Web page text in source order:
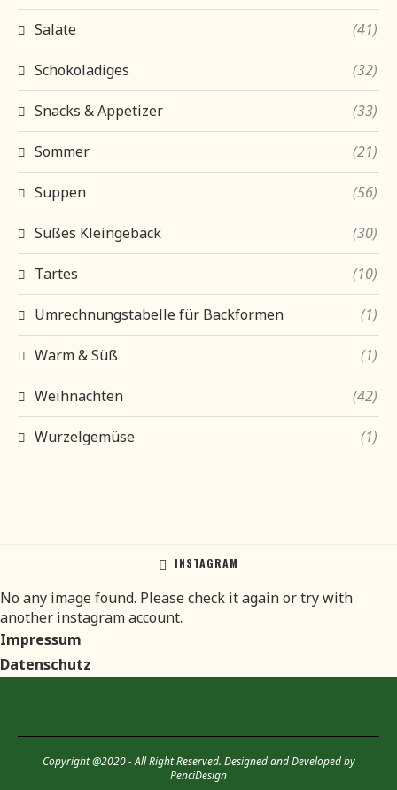
Salate (41)
Schokoladiges (32)
Snacks & Appetizer (33)
Sommer (21)
Suppen (56)
Süßes Kleingebäck (30)
Tartes (10)
Umrechnungstabelle für Backformen (1)
Warm & Süß (1)
Weihnachten (42)
Wurzelgemüse (1)
INSTAGRAM
No any image found. Please check it again or try with
another instagram account.
Impressum
Datenschutz
Copyright @2020 - All Right Reserved. Designed and Developed by
PenciDesign